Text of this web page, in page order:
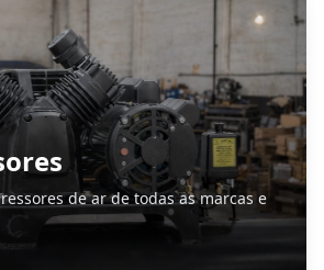
de ar de todas as marcas e